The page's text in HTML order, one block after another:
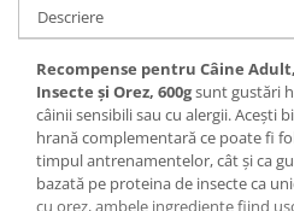
Descriere
Recompense pentru Câine Adult,
Insecte și Orez, 600gsunt gustări
câinii sensibili sau cu alergii. Acești
hrană complementară ce poate fi
timpul antrenamentelor, cât și ca
bazată pe proteina de insecte ca
cu orez, ambele ingrediente fiind